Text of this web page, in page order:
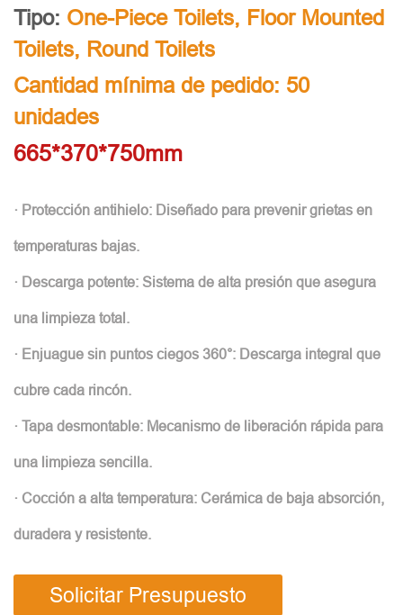
Tipo: One-Piece Toilets, Floor Mounted
Toilets, Round Toilets
Cantidad mínima de pedido: 50
unidades
665*370*750mm
· Protección antihielo: Diseñado para prevenir grietas en
temperaturas bajas.
· Descarga potente: Sistema de alta presión que asegura
una limpieza total.
· Enjuague sin puntos ciegos 360°: Descarga integral que
cubre cada rincón.
· Tapa desmontable: Mecanismo de liberación rápida para
una limpieza sencilla.
· Cocción a alta temperatura: Cerámica de baja absorción,
duradera y resistente.
Solicitar Presupuesto